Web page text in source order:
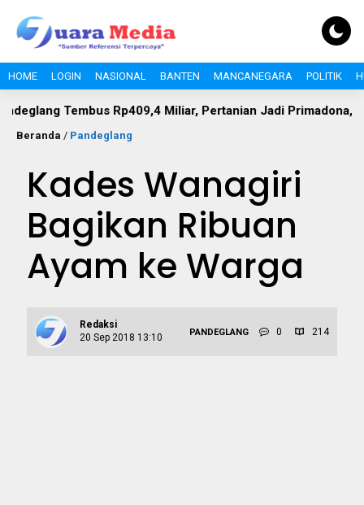
HOME LOGIN NASIONAL BANTEN MANCANEGARA POLITIK
Rp409,4 Miliar, Pertanian Jadi Primadona, 634
Beranda / Pandeglang
Kades Wanagiri
Bagikan Ribuan
Ayam ke Warga
Redaksi
20 Sep 2018 13:10
PANDEGLANG 0 214